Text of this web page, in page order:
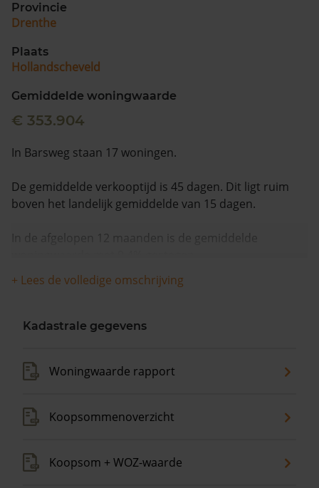
Provincie
Drenthe
Plaats
Hollandscheveld
Gemiddelde woningwaarde
€ 353.904
In Barsweg staan 17 woningen.
De gemiddelde verkooptijd is 45 dagen. Dit ligt ruim
boven het landelijk gemiddelde van 15 dagen.
In de afgelopen 12 maanden is de gemiddelde
+ Lees de volledige omschrijving
Kadastrale gegevens
Woningwaarde rapport
Koopsommenoverzicht
Koopsom + WOZ-waarde